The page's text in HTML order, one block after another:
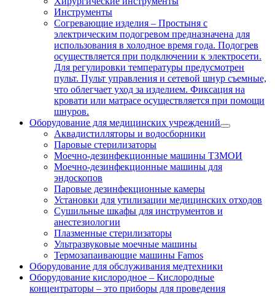
Инструменты
Согревающие изделия – Простыня с
электрическим подогревом предназначена для
использования в холодное время года. Подогрев
осуществляется при подключении к электросети.
Для регулировки температуры предусмотрен
пульт. Пульт управления и сетевой шнур съемные,
что облегчает уход за изделием. Фиксация на
кровати или матрасе осуществляется при помощи
шнуров.
Оборудование для медицинских учреждений
Аквадистилляторы и водосборники
Паровые стерилизаторы
Моечно-дезинфекционные машины ТЗМОИ
Моечно-дезинфекционные машины для
эндоскопов
Паровые дезинфекционные камеры
Установки для утилизации медицинских отходов
Сушильные шкафы для инструментов и
анестезиологии
Плазменные стерилизаторы
Ультразвуковые моечные машины
Термозапаивающие машины Famos
Оборудование для обслуживания медтехники
Оборудование кислородное – Кислородные
концентраторы – это приборы для проведения